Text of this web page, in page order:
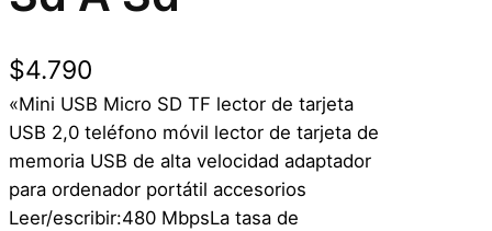
$4.790
«Mini USB Micro SD TF lector de tarjeta
USB 2,0 teléfono móvil lector de tarjeta de
memoria USB de alta velocidad adaptador
para ordenador portátil accesorios
Leer/escribir:480 MbpsLa tasa de